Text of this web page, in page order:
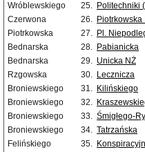
Wróblewskiego
25. Politechniki
Czerwona
26. Piotrkowska
Piotrkowska
27. Pl.
Bednarska
28. Pabianicka
Bednarska
29. Unicka NŻ
Rzgowska
30. Lecznicza
Broniewskiego
31. Kilińskiego
Broniewskiego
32.
Broniewskiego
33. Śmigłego-
Broniewskiego
34. Tatrzańska
Felińskiego
35.